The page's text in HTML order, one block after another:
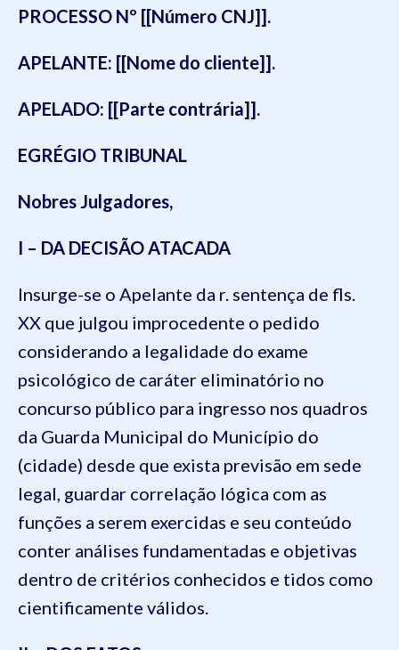
PROCESSO Nº [[Número CNJ]].
APELANTE: [[Nome do cliente]].
APELADO: [[Parte contrária]].
EGRÉGIO TRIBUNAL
Nobres Julgadores,
I – DA DECISÃO ATACADA
Insurge-se o Apelante da r. sentença de fls.
XX que julgou improcedente o pedido
considerando a legalidade do exame
psicológico de caráter eliminatório no
concurso público para ingresso nos quadros
da Guarda Municipal do Município do
(cidade) desde que exista previsão em sede
legal, guardar correlação lógica com as
funções a serem exercidas e seu conteúdo
conter análises fundamentadas e objetivas
dentro de critérios conhecidos e tidos como
cientificamente válidos.